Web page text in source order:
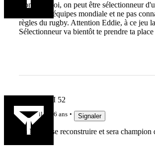
Comme quoi, on peut être sélectionneur
meilleures équipes mondiale et ne pas
règles du rugby. Attention Eddie, à ce jeu
Sélectionneur va bientôt te prendre ta place
AH C MOI 52
il y a 6 ans Signaler
La NZ va se reconstruire et sera champion